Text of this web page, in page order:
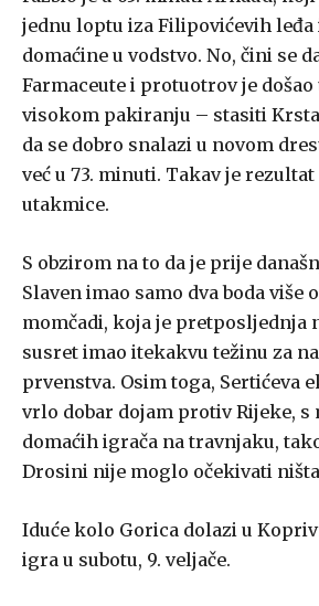
jednu loptu iza Filipovićevih leđa
domaćine u vodstvo. No, čini se
Farmaceute i protuotrov je
visokom pakiranju – stasiti
da se dobro snalazi u novom
već u 73. minuti. Takav je
utakmice.
S obzirom na to da je prije
Slaven imao samo dva boda više
momčadi, koja je pretposljednja
susret imao itekakvu težinu za
prvenstva. Osim toga, Sertićeva
vrlo dobar dojam protiv Rijeke, s
domaćih igrača na travnjaku,
Drosini nije moglo očekivati
Iduće kolo Gorica dolazi u
igra u subotu, 9. veljače.